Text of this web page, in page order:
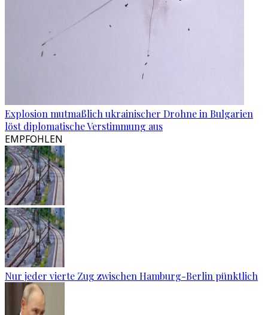
Explosion mutmaßlich ukrainischer Drohne in Bulgarien
löst diplomatische Verstimmung aus
EMPFOHLEN
Nur jeder vierte Zug zwischen Hamburg-Berlin pünktlich